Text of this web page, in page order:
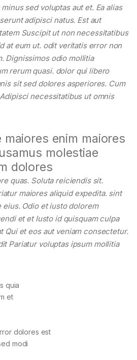
sed voluptas aut et. Ea alias
adipisci natus. Est aut
Suscipit ut non necessitatibus
at eum ut. odit veritatis error non
Dignissimos odio mollitia
rerum quasi. dolor qui libero
sit sed dolores asperiores. Cum
necessitatibus ut omnis
enim maiores
molestiae
dolores
quas. Soluta reiciendis sit.
maiores aliquid expedita. sint
Odio et iusto dolorem
et et Iusto id quisquam culpa
Qui et eos aut veniam consectetur.
Pariatur voluptas ipsum mollitia
quia
et
dolores est
modi